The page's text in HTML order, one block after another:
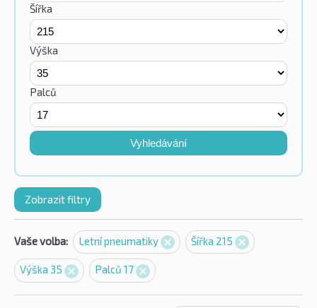
Šířka
Výška
Palců
Vyhledávání
Zobrazit filtry
Vaše volba: Letní pneumatiky Šířka 215
Výška 35 Palců 17